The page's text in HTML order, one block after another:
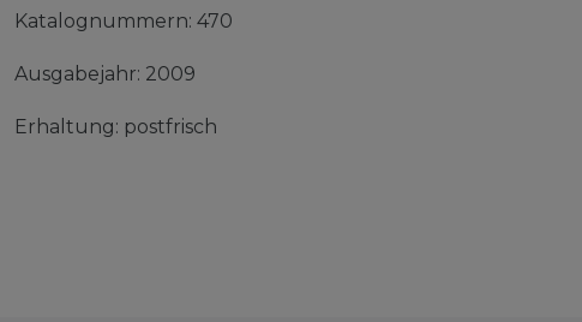
Katalognummern: 470
Ausgabejahr: 2009
Erhaltung: postfrisch